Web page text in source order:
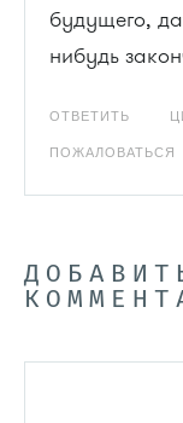
будущего,
нибудь
ОТВЕТИТЬ
ПОЖАЛОВАТЬСЯ